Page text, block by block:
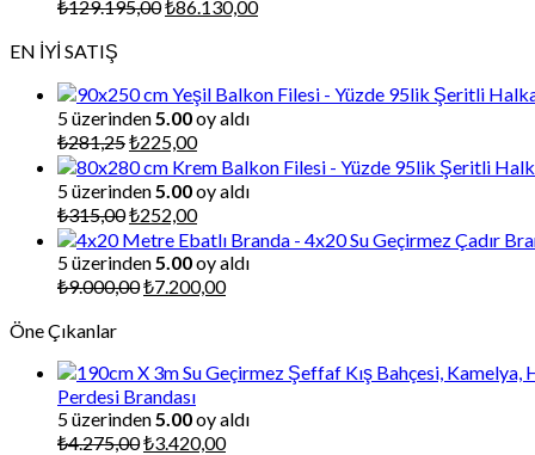
₺129.195,00₺86.130,00
EN İYİ SATIŞ
5 üzerinden5.00oy aldı
₺281,25Orijinal
fiyat:
₺281,25.
₺225,00Şu
andaki
fiyat:
₺225,00.
5 üzerinden5.00oy aldı
₺315,00Orijinal
fiyat:
₺315,00.
₺252,00Şu
andaki
fiyat:
₺252,00.
5 üzerinden5.00oy aldı
₺9.000,00Orijinal
₺7.200,00Şu
Öne Çıkanlar
Perdesi Brandası
5 üzerinden5.00oy aldı
₺4.275,00Orijinal
₺3.420,00Şu